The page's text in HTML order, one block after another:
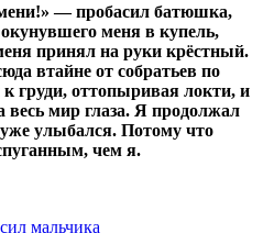
— пробасил батюшка,
меня в купель,
принял на руки крёстный.
втайне от собратьев по
груди, оттопыривая локти, и
весь мир глаза. Я продолжал
улыбался. Потому что
чем я.
мальчика